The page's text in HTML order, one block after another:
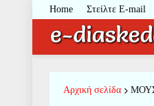
Home Στείλτε E-mail
Αρχική σελίδα